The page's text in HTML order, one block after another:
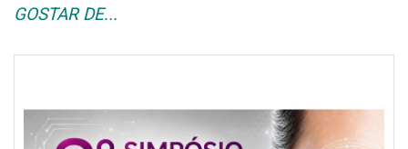
GOSTAR DE...